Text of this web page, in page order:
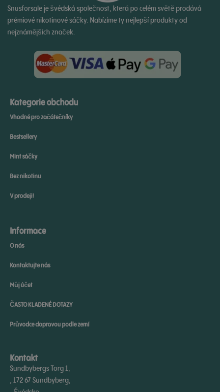
Snusforsale je švédská společnost, která po celém světě prodává
prémiové nikotinové sáčky. Nabízíme ty nejlepší produkty od
nejznámějších značek.
Kategorie obchodu
Vhodné pro začátečníky
Bestsellery
Mint sáčky
Bez nikotinu
V prodeji!
Informace
O nás
Kontaktujte nás
Můj účet
ČASTO KLADENÉ DOTAZY
Průvodce dopravou podle zemí
Kontakt
Sundbybergs Torg 1,
, 172 67 Sundbyberg,